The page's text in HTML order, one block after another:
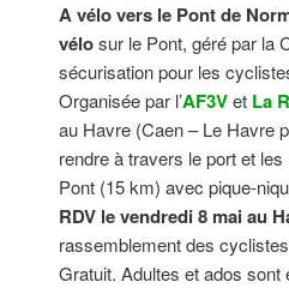
A vélo vers le Pont de
vélosur le Pont, géré par la
sécurisation pour les
Organisée par l’AF3Vet La
au Havre (Caen – Le Havre
rendre à travers le port et les
Pont (15 km) avec pique-
RDV le vendredi 8 mai au
rassemblement des
Gratuit. Adultes et ados sont